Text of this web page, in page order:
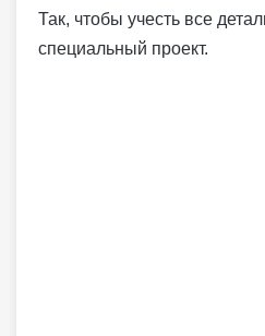
Так, чтобы учесть все
специальный проект.